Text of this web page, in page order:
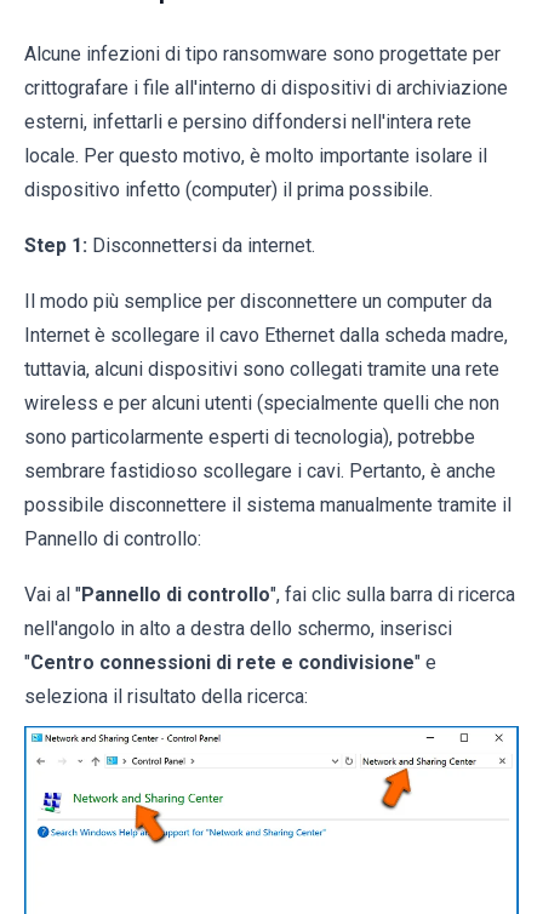
Alcune infezioni di tipo ransomware sono progettate per
crittografare i file all'interno di dispositivi di archiviazione
esterni, infettarli e persino diffondersi nell'intera rete
locale. Per questo motivo, è molto importante isolare il
dispositivo infetto (computer) il prima possibile.
Step 1: Disconnettersi da internet.
Il modo più semplice per disconnettere un computer da
Internet è scollegare il cavo Ethernet dalla scheda madre,
tuttavia, alcuni dispositivi sono collegati tramite una rete
wireless e per alcuni utenti (specialmente quelli che non
sono particolarmente esperti di tecnologia), potrebbe
sembrare fastidioso scollegare i cavi. Pertanto, è anche
possibile disconnettere il sistema manualmente tramite il
Pannello di controllo:
Vai al "Pannello di controllo", fai clic sulla barra di ricerca
nell'angolo in alto a destra dello schermo, inserisci
"Centro connessioni di rete e condivisione" e
seleziona il risultato della ricerca: